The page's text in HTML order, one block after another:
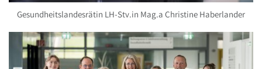
Gesundheitslandesrätin LH-Stv.in Mag.a Christine Haberlander